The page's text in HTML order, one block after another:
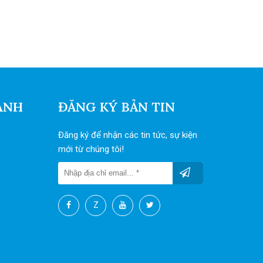
ĐĂNG KÝ BẢN TIN
Đăng ký để nhận các tin tức, sự kiện
mới từ chúng tôi!
Z